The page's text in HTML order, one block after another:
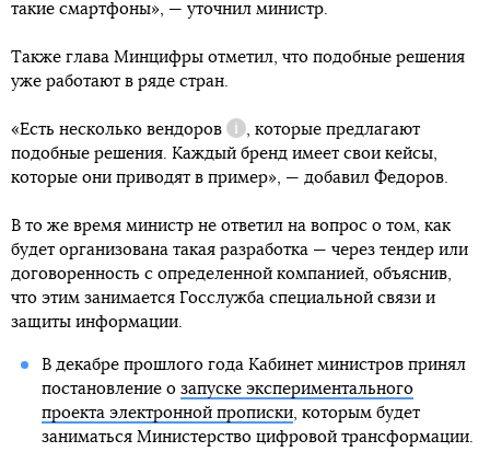
такие смартфоны», — уточнил министр.
Также глава Минцифры отметил, что подобные решения
уже работают в ряде стран.
«Есть несколько вендоров
Справка
, которые предлагают
подобные решения. Каждый бренд имеет свои кейсы,
которые они приводят в пример», — добавил Федоров.
В то же время министр не ответил на вопрос о том, как
будет организована такая разработка — через тендер или
договоренность с определенной компанией, объяснив,
что этим занимается Госслужба специальной связи и
защиты информации.
В декабре прошлого года Кабинет министров принял
постановление о запуске экспериментального
проекта электронной прописки, которым будет
заниматься Министерство цифровой трансформации.